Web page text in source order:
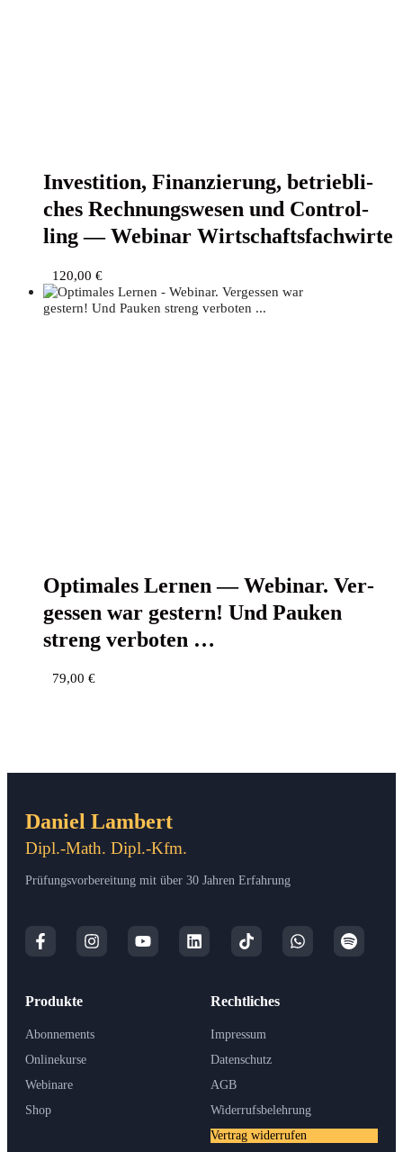
Inves­ti­ti­on, Finan­zie­rung, betrieb­li­
ches Rech­nungs­we­sen und Con­trol­
ling — Web­i­nar Wirtschaftsfachwirte
120,00 €
Opti­ma­les Ler­nen — Web­i­nar. Ver­
ges­sen war ges­tern! Und Pau­ken
streng verboten …
79,00 €
Daniel Lambert
Dipl.-Math. Dipl.-Kfm.
Prüfungsvorbereitung mit über 30 Jahren Erfahrung
Produkte
Abonnements
Onlinekurse
Webinare
Shop
Rechtliches
Impressum
Datenschutz
AGB
Widerrufsbelehrung
Vertrag widerrufen